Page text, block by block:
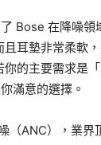
Bose 在降噪領
且耳墊非常柔軟
的主要需求是
滿意的選擇。
（ANC），業界